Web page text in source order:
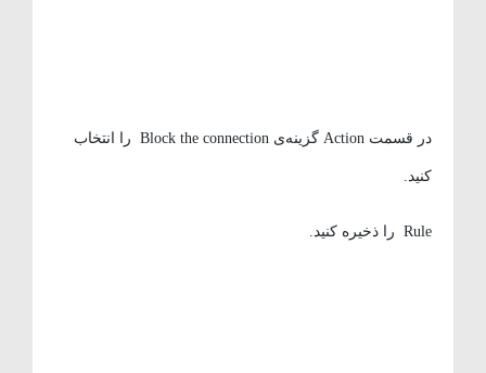
در قسمت Action گزینه‌ی Block the connection را انتخاب
کنید.
Rule را ذخیره کنید.